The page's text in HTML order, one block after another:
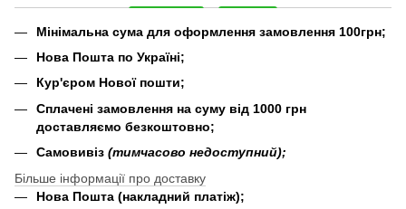
Мінімальна сума для оформлення замовлення 100грн;
Нова Пошта по Україні;
Кур'єром Нової пошти;
Сплачені замовлення на суму від 1000 грн
доставляємо безкоштовно;
Самовивіз (тимчасово недоступний);
Більше інформації про доставку
Нова Пошта (накладний платіж);